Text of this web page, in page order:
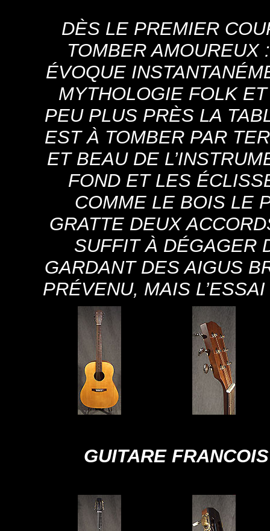
DÈS LE PREMIER
TOMBER AMOUREUX
ÉVOQUE
MYTHOLOGIE FOLK
PEU PLUS PRÈS LA
EST À TOMBER PAR
ET BEAU DE
FOND ET LES
COMME LE BOIS LE
GRATTE DEUX
SUFFIT À DÉGAGER
GARDANT DES AIGUS
PRÉVENU, MAIS
GUITARE